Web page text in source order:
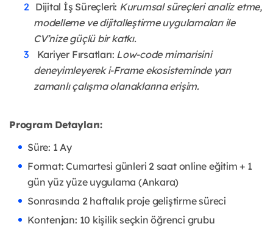
Dijital İş Süreçleri: Kurumsal süreçleri analiz etme,
modelleme ve dijitalleştirme uygulamaları ile
CV’nize güçlü bir katkı.
Kariyer Fırsatları: Low-code mimarisini
deneyimleyerek i-Frame ekosisteminde yarı
zamanlı çalışma olanaklarına erişim.
Program Detayları:
Süre: 1 Ay
Format: Cumartesi günleri 2 saat online eğitim + 1
gün yüz yüze uygulama (Ankara)
Sonrasında 2 haftalık proje geliştirme süreci
Kontenjan: 10 kişilik seçkin öğrenci grubu